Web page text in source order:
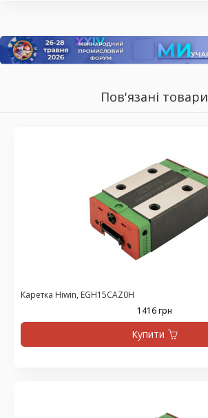
Пов'язані товари
Каретка Hiwin, EGH15CAZ0H
1416 грн
Купити